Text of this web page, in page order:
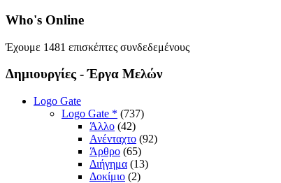
Who's Online
Έχουμε 1481 επισκέπτες συνδεδεμένους
Δημιουργίες - Έργα Μελών
Logo Gate
Logo Gate * (737)
Άλλο (42)
Ανένταχτο (92)
Άρθρο (65)
Διήγημα (13)
Δοκίμιο (2)